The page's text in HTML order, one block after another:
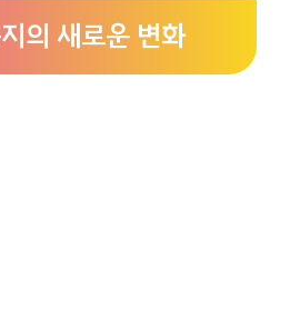
의 새로운 변화